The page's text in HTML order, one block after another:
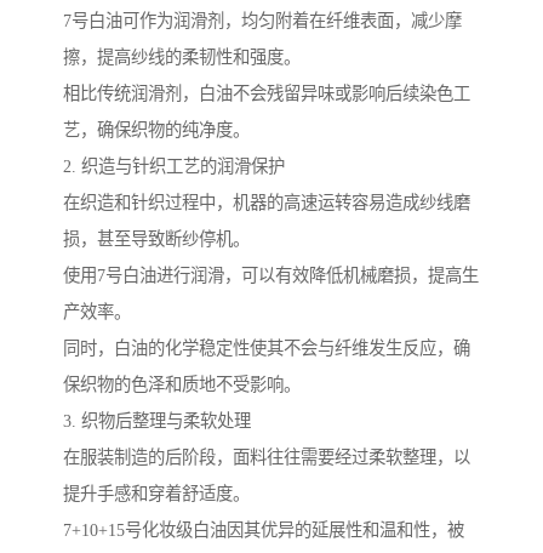
7号白油可作为润滑剂，均匀附着在纤维表面，减少摩
擦，提高纱线的柔韧性和强度。
相比传统润滑剂，白油不会残留异味或影响后续染色工
艺，确保织物的纯净度。
2. 织造与针织工艺的润滑保护
在织造和针织过程中，机器的高速运转容易造成纱线磨
损，甚至导致断纱停机。
使用7号白油进行润滑，可以有效降低机械磨损，提高生
产效率。
同时，白油的化学稳定性使其不会与纤维发生反应，确
保织物的色泽和质地不受影响。
3. 织物后整理与柔软处理
在服装制造的后阶段，面料往往需要经过柔软整理，以
提升手感和穿着舒适度。
7+10+15号化妆级白油因其优异的延展性和温和性，被